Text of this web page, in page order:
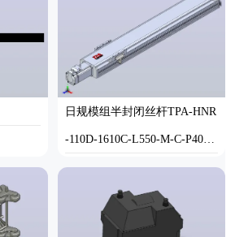
日规模组半封闭丝杆TPA-HNR
-110D-1610C-L550-M-C-P40-N
3
STEP